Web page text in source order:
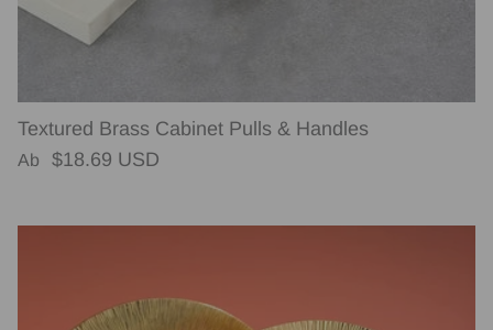
Textured Brass Cabinet Pulls & Handles
Normaler Preis
Ab $18.69 USD